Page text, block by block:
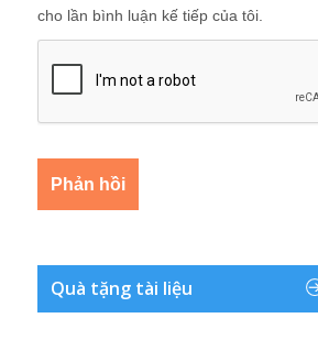
cho lần bình luận kế tiếp của tôi.
Quà tặng tài liệu